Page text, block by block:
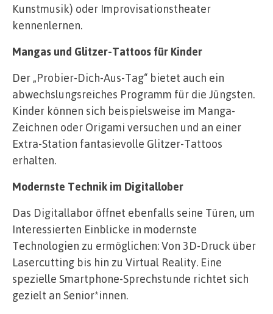
Kunstmusik) oder Improvisationstheater
kennenlernen.
Mangas und Glitzer-Tattoos für Kinder
Der „Probier-Dich-Aus-Tag“ bietet auch ein
abwechslungsreiches Programm für die Jüngsten.
Kinder können sich beispielsweise im Manga-
Zeichnen oder Origami versuchen und an einer
Extra-Station fantasievolle Glitzer-Tattoos
erhalten.
Modernste Technik im Digitallober
Das Digitallabor öffnet ebenfalls seine Türen, um
Interessierten Einblicke in modernste
Technologien zu ermöglichen: Von 3D-Druck über
Lasercutting bis hin zu Virtual Reality. Eine
spezielle Smartphone-Sprechstunde richtet sich
gezielt an Senior*innen.